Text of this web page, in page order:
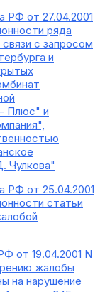
РФ от 27.04.2001
ряда
с запросом
и
Плюс" и
Чулкова"
РФ от 25.04.2001
статьи
от 19.04.2001 N
жалобы
на нарушение